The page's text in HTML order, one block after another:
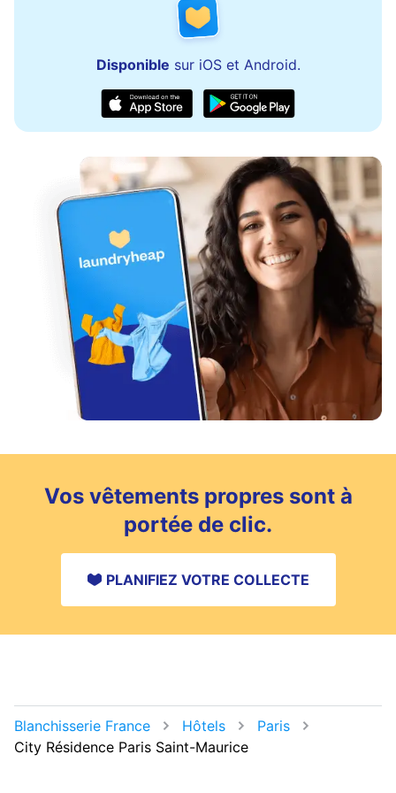
Disponible sur iOS et Android.
Vos vêtements propres sont à
portée de clic.
PLANIFIEZ VOTRE COLLECTE
Blanchisserie France Hôtels
Paris
City Résidence Paris Saint-Maurice